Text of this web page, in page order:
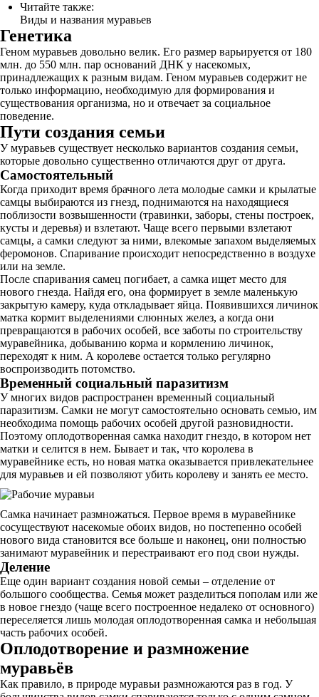
Читайте также:
Виды и названия муравьев
Генетика
Геном муравьев довольно велик. Его размер варьируется от 180
млн. до 550 млн. пар оснований ДНК у насекомых,
принадлежащих к разным видам. Геном муравьев содержит не
только информацию, необходимую для формирования и
существования организма, но и отвечает за социальное
поведение.
Пути создания семьи
У муравьев существует несколько вариантов создания семьи,
которые довольно существенно отличаются друг от друга.
Самостоятельный
Когда приходит время брачного лета молодые самки и крылатые
самцы выбираются из гнезд, поднимаются на находящиеся
поблизости возвышенности (травинки, заборы, стены построек,
кусты и деревья) и взлетают. Чаще всего первыми взлетают
самцы, а самки следуют за ними, влекомые запахом выделяемых
феромонов. Спаривание происходит непосредственно в воздухе
или на земле.
После спаривания самец погибает, а самка ищет место для
нового гнезда. Найдя его, она формирует в земле маленькую
закрытую камеру, куда откладывает яйца. Появившихся личинок
матка кормит выделениями слюнных желез, а когда они
превращаются в рабочих особей, все заботы по строительству
муравейника, добыванию корма и кормлению личинок,
переходят к ним. А королеве остается только регулярно
воспроизводить потомство.
Временный социальный паразитизм
У многих видов распространен временный социальный
паразитизм. Самки не могут самостоятельно основать семью, им
необходима помощь рабочих особей другой разновидности.
Поэтому оплодотворенная самка находит гнездо, в котором нет
матки и селится в нем. Бывает и так, что королева в
муравейнике есть, но новая матка оказывается привлекательнее
для муравьев и ей позволяют убить королеву и занять ее место.
Самка начинает размножаться. Первое время в муравейнике
сосуществуют насекомые обоих видов, но постепенно особей
нового вида становится все больше и наконец, они полностью
занимают муравейник и перестраивают его под свои нужды.
Деление
Еще один вариант создания новой семьи – отделение от
большого сообщества. Семья может разделиться пополам или же
в новое гнездо (чаще всего построенное недалеко от основного)
переселяется лишь молодая оплодотворенная самка и небольшая
часть рабочих особей.
Оплодотворение и размножение
муравьёв
Как правило, в природе муравьи размножаются раз в год. У